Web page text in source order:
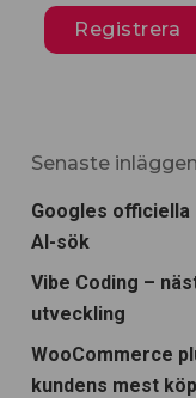
Senaste inläggen
Googles
AI-sök
Vibe Coding –
utveckling
WooCommerce
kundens mest